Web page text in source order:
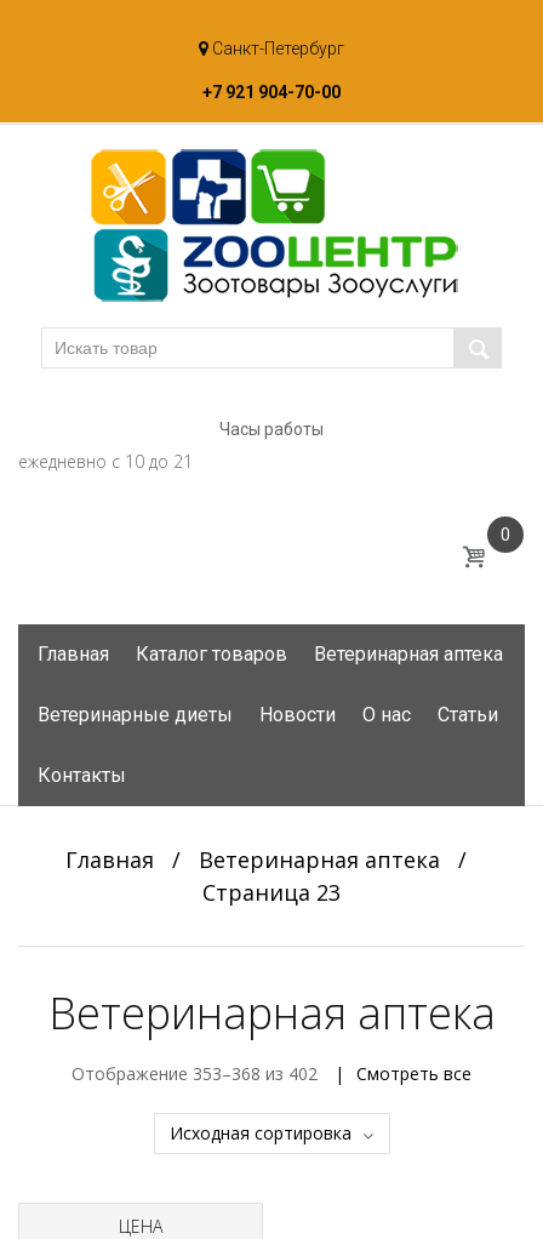
to
Санкт-Петербург
+7 921 904-70-00
Часы работы
ежедневно с 10 до 21
0
Главная Каталог товаров Ветеринарная аптека
Ветеринарные диеты Новости О нас Статьи
Контакты
Главная / Ветеринарная аптека
/
Страница 23
Ветеринарная аптека
Отображение 353–368 из 402 Смотреть все
ЦЕНА